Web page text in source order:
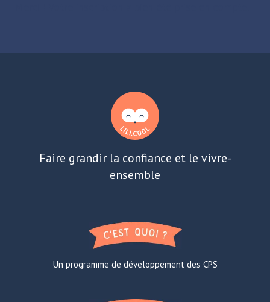
Faire grandir la confiance et le vivre-
ensemble
Un programme de développement des CPS